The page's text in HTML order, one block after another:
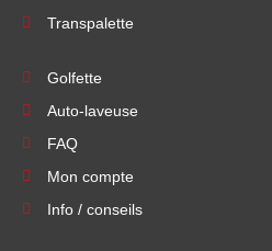
Transpalette
Golfette
Auto-laveuse
FAQ
Mon compte
Info / conseils